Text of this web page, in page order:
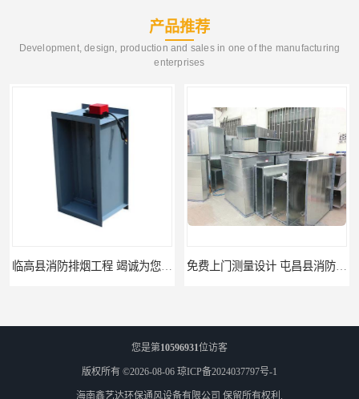
产品推荐
Development, design, production and sales in one of the manufacturing
enterprises
您是第10596931位访客
版权所有 ©2026-08-06 琼ICP备2024037797号-1
海南鑫艺达环保通风设备有限公司 保留所有权利.